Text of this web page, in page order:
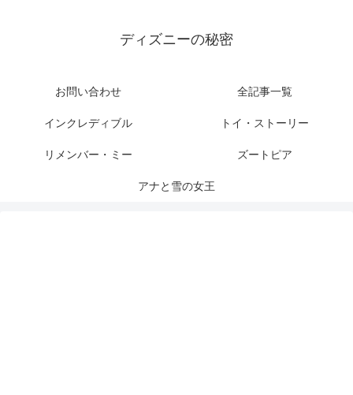
ディズニーの秘密
お問い合わせ 全記事一覧
インクレディブル トイ・ストーリー
リメンバー・ミー ズートピア
アナと雪の女王